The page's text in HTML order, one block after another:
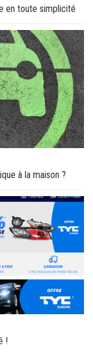
en toute simplicité
à la maison ?
!